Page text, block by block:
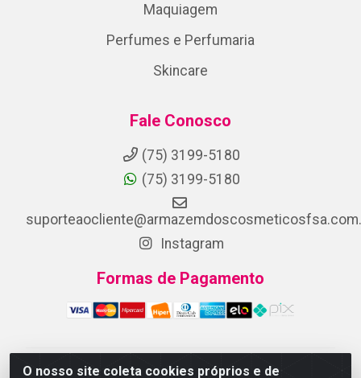
O nosso site coleta cookies próprios e de
Maquiagem
Perfumes e Perfumaria
Skincare
Fale Conosco
(75) 3199-5180
(75) 3199-5180
Instagram
Formas de Pagamento
ARMAZEM DOS COSMETICOS DISTRIBUIDORA LTDA -